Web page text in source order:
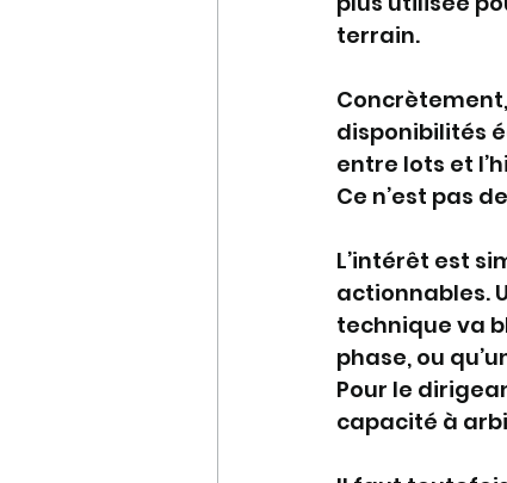
terrain.
disponibilités
entre lots et
Ce n’est pas
L’intérêt est
actionnables.
technique va
phase, ou
Pour le
capacité à